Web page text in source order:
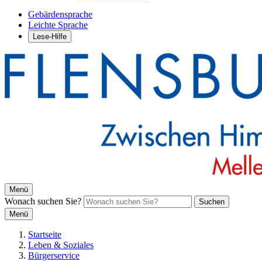
Gebärdensprache
Leichte Sprache
Lese-Hilfe
Menü
Wonach suchen Sie?
Suchen
Menü
Startseite
Leben & Soziales
Bürgerservice